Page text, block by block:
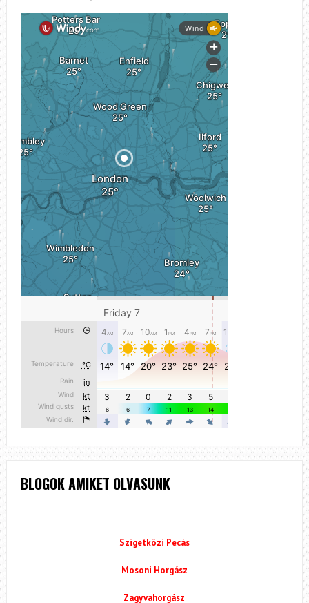
BLOGOK AMIKET OLVASUNK
Szigetközi Pecás
Mosoni Horgász
Zagyvahorgász